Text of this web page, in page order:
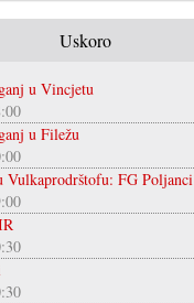
Uskoro
u Vincjetu
u Filežu
Vulkaprodrštofu: FG Poljanci